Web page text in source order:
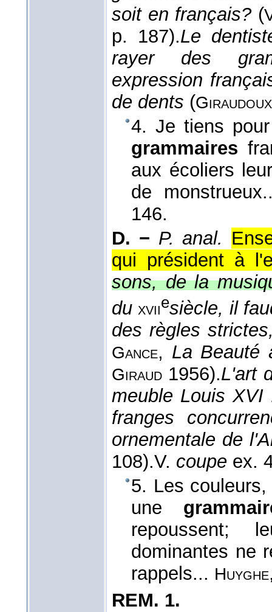
soit en français? (
p. 187).Le
rayer des
expression
de dents (Giraudoux
4. Je tiens
grammaires
aux écoliers
de
146.
D. − P. anal.
qui président à
sons, de la
du xviiesiècle, il
des règles
Gance, La Beauté
Giraud 1956).L'art
meuble Louis
franges
ornementale de
108).V. coupe ex.
5. Les
une
repoussent;
dominantes ne
rappels... Huyghe
REM. 1.